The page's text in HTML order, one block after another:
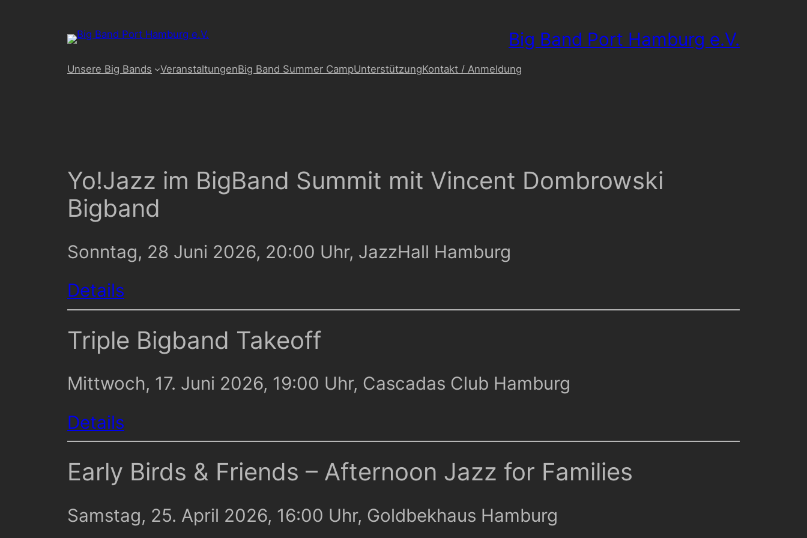
Big Band Port Hamburg e.V.
Unsere Big Bands VeranstaltungenBig Band Summer CampUnterstützungKontakt / Anmeldung
Yo!Jazz im BigBand Summit mit Vincent Dombrowski
Bigband
Sonntag, 28 Juni 2026, 20:00 Uhr, JazzHall Hamburg
Details
Triple Bigband Takeoff
Mittwoch, 17. Juni 2026, 19:00 Uhr, Cascadas Club Hamburg
Details
Early Birds & Friends – Afternoon Jazz for Families
Samstag, 25. April 2026, 16:00 Uhr, Goldbekhaus Hamburg